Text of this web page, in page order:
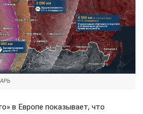
в Европе показывает, что